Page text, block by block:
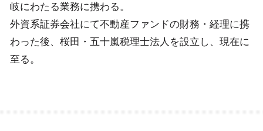
岐にわたる業務に携わる。
外資系証券会社にて不動産ファンドの財務・経理に携
わった後、桜田・五十嵐税理士法人を設立し、現在に
至る。